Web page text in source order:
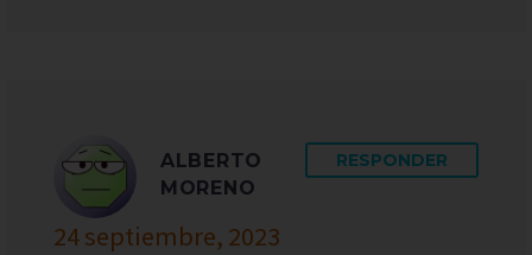
ALBERTO
MORENO
24 septiembre, 2023
RESPONDER